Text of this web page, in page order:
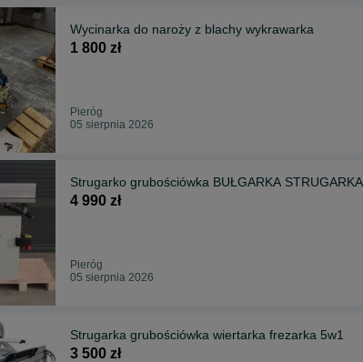
Wycinarka do naroży z blachy wykrawarka
1 800 zł
Pieróg
05 sierpnia 2026
Strugarko grubościówka BUŁGARKA
4 990 zł
Pieróg
05 sierpnia 2026
Strugarka grubościówka wiertarka frezarka 5w1
3 500 zł